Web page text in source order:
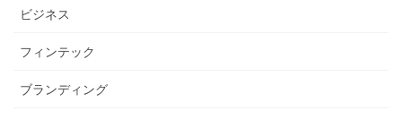
ビジネス
フィンテック
ブランディング